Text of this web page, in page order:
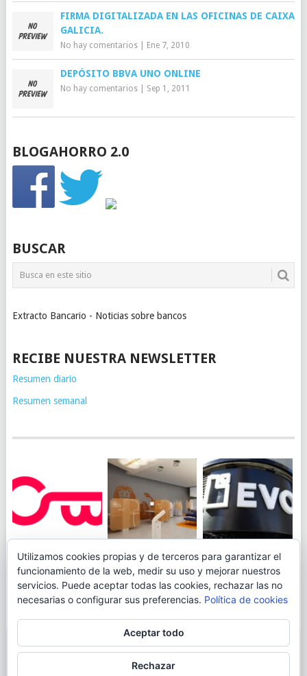
FIRMA DIGITALIZADA EN LAS OFICINAS DE CAIXA
GALICIA.
No hay comentarios| Ene 7, 2010
DEPÓSITO BBVA UNO ONLINE
No hay comentarios| Sep 1, 2011
BLOGAHORRO 2.0
BUSCAR
Extracto Bancario - Noticias sobre bancos
RECIBE NUESTRA NEWSLETTER
Resumen diario
Resumen semanal
JUEGA AL
CANICÓDROMO
DIGITAL DE
OPENBANK
ING TOCA SUELO EN
LA RENTABILIDAD
DE SU CUENTA
NARANJA: 0,01% TAE
EVO BANK
PERMITIRÁ
INGRESAR DINERO
DESDE LAS OFICINAS
© 2026BLOGAHORRO.
CONTACTA CON EL AUTOR
Utilizamos cookies propias y de terceros para garantizar el
funcionamiento de la web, medir su uso y mejorar nuestros
servicios. Puede aceptar todas las cookies, rechazar las no
necesarias o configurar sus preferencias. Política de cookies
Aceptar todo
Rechazar